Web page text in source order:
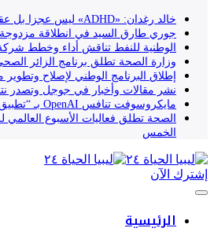
خالد رغدان: «ADHD» ليس عجزا بل عقل يعمل بذكاء وإيقاع مختلف
جوري طارق السيد في انطلاقة مزدوجة
الوطنية للنفط تناقش أداء وخطط شركة
وزارة الصحة تطلق برنامج الزائر الصحي
إطلاق البرنامج الوطني لإصلاح وتطوير
نشر مقالات وأخبار في جوجل وتصدر
مايكروسوفت تنافس OpenAI بـ “تطبيق فائق” لخدمات Copilot
الصحة تطلق فعاليات الأسبوع العالمي
الخمس
إشترك الآن
الرئيسية